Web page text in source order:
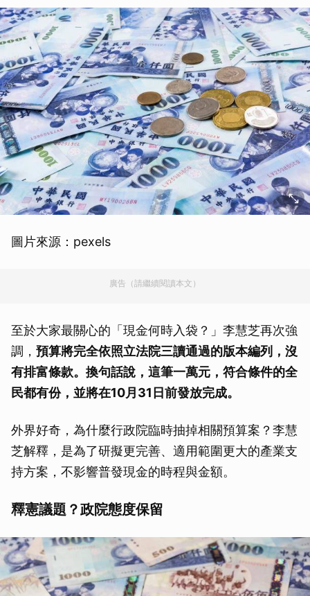
圖片來源：pexels
廣告（請繼續閱讀本文）
至於大家最關心的「現金何時入袋？」李慧芝再次強
調， 預算將完全依照立法院三讀通過的版本編列，沒
有排富條款。換句話說，這筆一萬元，符合條件的全
民都有份，並將在10月31日前發放完成。
外界好奇，為什麼行政院臨時抽掉相關預算案？李慧
芝解釋，是為了研擬更完善、適用範圍更大的產業支
持方案，不影響普發現金的時程與金額。
釋憲議題？政院態度保留